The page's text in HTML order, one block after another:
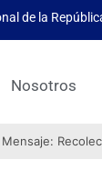
de la
Nosotros
Mensaje: